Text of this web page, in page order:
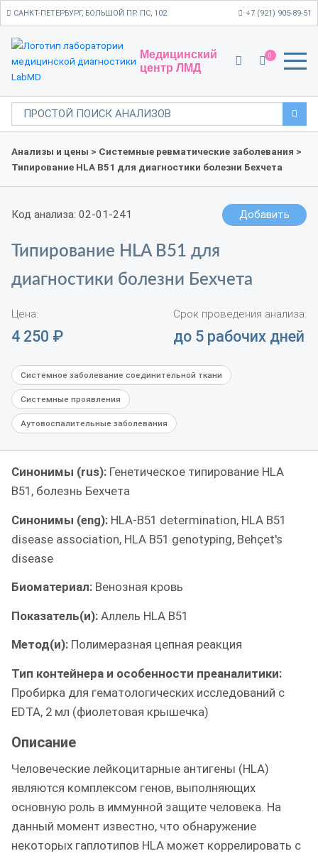
САНКТ-ПЕТЕРБУРГ, БОЛЬШОЙ ПР. ПС, 102 +7 (921) 905-89-51
Медицинский
центр ЛМД
0
Анализы и цены > Системные ревматические заболевания >
Типирование HLA B51 для диагностики болезни Бехчета
Код анализа: 02-01-241 Добавить
Типирование HLA B51 для
диагностики болезни Бехчета
Цена:
4 250 ₽
Срок проведения анализа:
до 5 рабочих дней
Системное заболевание соединительной ткани
Системные проявления
Аутовоспалительные заболевания
Синонимы (rus): Генетическое типирование HLA
B51, болезнь Бехчета
Синонимы (eng): HLA-B51 determination, HLA B51
disease association, HLA B51 genotyping, Behçet's
disease
Биоматериал: Венозная кровь
Показатель(и): Аллель HLA B51
Метод(и): Полимеразная цепная реакция
Тип контейнера и особенности преаналитики:
Пробирка для гематологических исследований с
EDTA, 2 мл (фиолетовая крышечка)
Описание
Человеческие лейкоцитарные антигены (HLA)
являются комплексом генов, выполняющих
основную роль в иммунной защите человека. На
данный момент известно, что обнаружение
некоторых гаплотипов HLA может коррелировать с